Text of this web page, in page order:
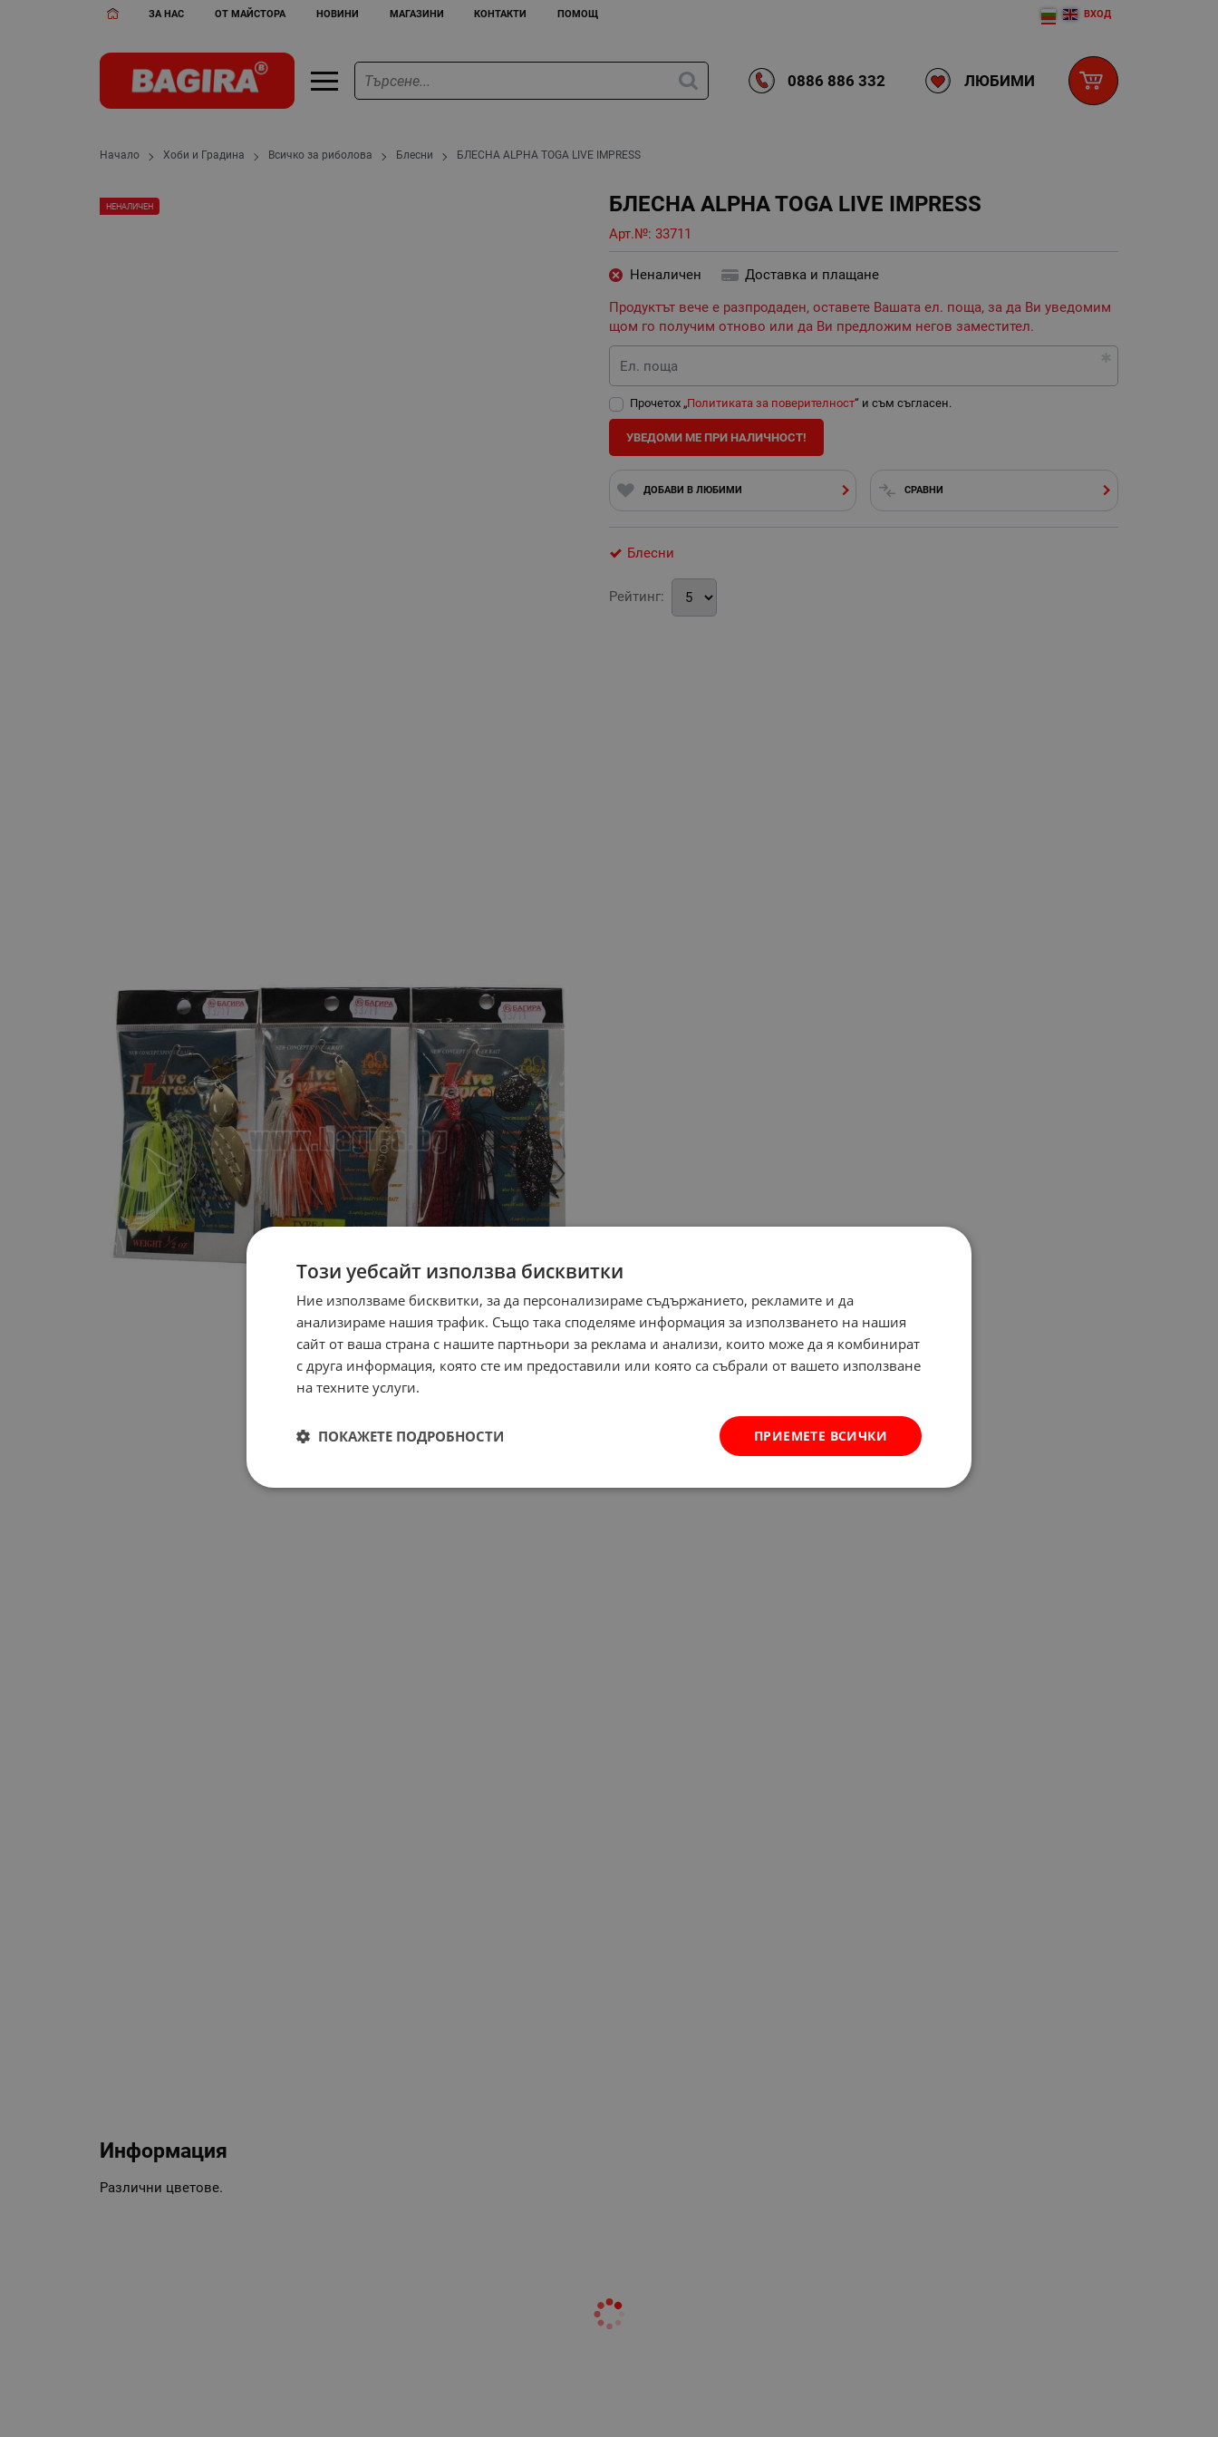
ЗА НАС ОТ МАЙСТОРА НОВИНИ МАГАЗИНИ КОНТАКТИ ПОМОЩ ВХОД
0886 886 332 ЛЮБИМИ
Начало Хоби и Градина Всичко за риболова Блесни БЛЕСНА ALPHA TOGA LIVE IMPRESS
БЛЕСНА ALPHA TOGA LIVE IMPRESS
Арт.№: 33711
НЕНАЛИЧЕН
Неналичен
Доставка и плащане
Продуктът вече е разпродаден, оставете Вашата ел. поща, за да Ви уведомим
щом го получим отново или да Ви предложим негов заместител.
Ел. поща
Прочетох „Политиката за поверителност“ и съм съгласен.
УВЕДОМИ МЕ ПРИ НАЛИЧНОСТ!
ДОБАВИ В ЛЮБИМИ СРАВНИ
Блесни
Рейтинг:
Информация
Различни цветове.
Този уебсайт използва бисквитки
Ние използваме бисквитки, за да персонализираме съдържанието, рекламите и да
анализираме нашия трафик. Също така споделяме информация за използването на нашия
сайт от ваша страна с нашите партньори за реклама и анализи, които може да я комбинират
с друга информация, която сте им предоставили или която са събрали от вашето използване
на техните услуги.
ПРИЕМЕТЕ ВСИЧКИ
ПОКАЖЕТЕ ПОДРОБНОСТИ